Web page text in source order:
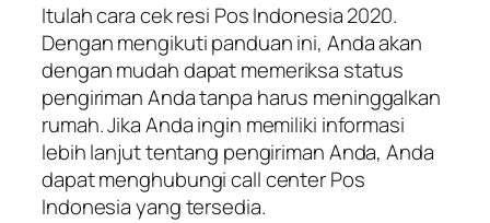
Itulah cara cek resi Pos Indonesia 2020.
Dengan mengikuti panduan ini, Anda akan
dengan mudah dapat memeriksa status
pengiriman Anda tanpa harus meninggalkan
rumah. Jika Anda ingin memiliki informasi
lebih lanjut tentang pengiriman Anda, Anda
dapat menghubungi call center Pos
Indonesia yang tersedia.